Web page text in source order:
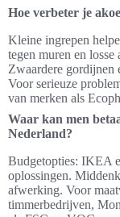
Hoe verbeter je
Kleine ingrepen
tegen muren en losse
Zwaardere gordijnen
Voor serieuze
van merken als
Waar kan men
Nederland?
Budgetopties: IKEA
oplossingen.
afwerking. Voor
timmerbedrijven,